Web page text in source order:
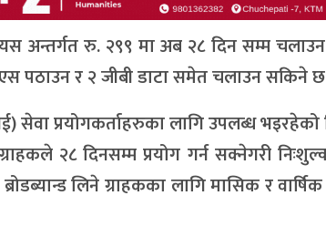
अन्तर्गत रु. २९९ मा अब २८ दिन सम्म
पठाउन र २ जीबी डाटा समेत चलाउन सकिने छ
प्रयोगकर्ताहरुका लागि उपलब्ध भइरहेको
२८ दिनसम्म प्रयोग गर्न सक्नेगरी
लिने ग्राहकका लागि मासिक र